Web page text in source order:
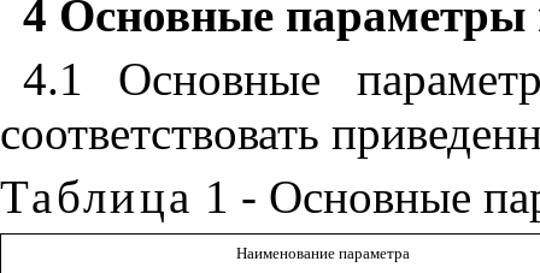
4 Основные параметры
4.1 Основные
соответствовать
Таблица 1 - Основные
Наименование параметра